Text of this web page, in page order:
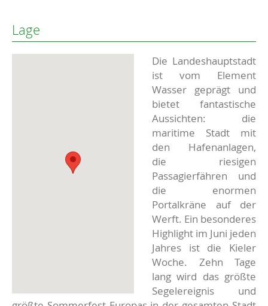
Lage
Die Landeshauptstadt
ist vom Element
Wasser geprägt und
bietet fantastische
Aussichten: die
maritime Stadt mit
den Hafenanlagen,
die riesigen
Passagierfähren und
die enormen
Portalkräne auf der
Werft. Ein besonderes
Highlight im Juni jeden
Jahres ist die Kieler
Woche. Zehn Tage
lang wird das größte
Segelereignis und